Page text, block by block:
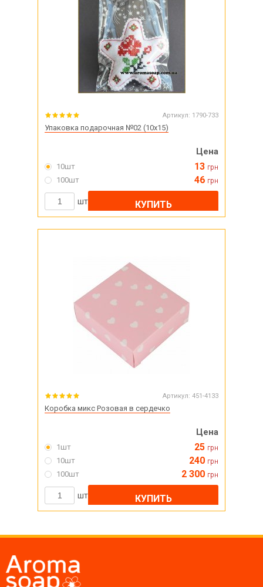
Артикул: 1790-733
Упаковка подарочная №02 (10х15)
Цена
10шт 13 грн
100шт 46 грн
шт КУПИТЬ
Артикул: 451-4133
Коробка микс Розовая в сердечко
Цена
1шт 25 грн
10шт 240 грн
100шт 2 300 грн
шт КУПИТЬ